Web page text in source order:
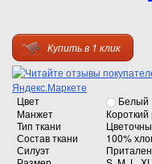
Купить в 1 клик
Цвет
Белый
Манжет
Короткий
Тип ткани
Состав ткани
100%
Силуэт